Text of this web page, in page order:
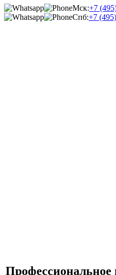
Мск:+7
Спб:+7
Профессиональное